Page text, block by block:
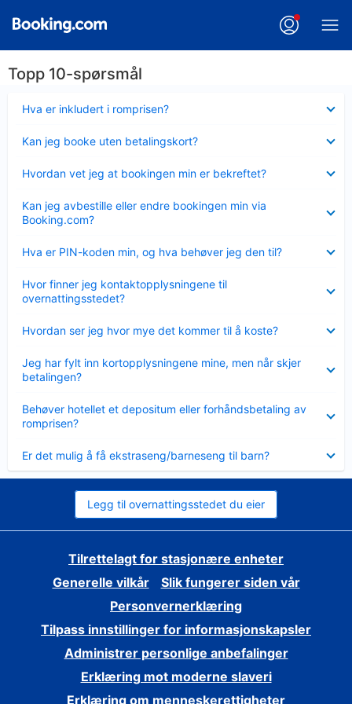
Topp 10-spørsmål
Hva er inkludert i romprisen?
mindre
Kan jeg booke uten betalingskort?
mindre
Hvordan vet jeg at bookingen min er bekreftet?
mindre
Kan jeg avbestille eller endre bookingen min via
Booking.com?
mindre
Hva er PIN-koden min, og hva behøver jeg den til?
mindre
Hvor finner jeg kontaktopplysningene til
overnattingsstedet?
mindre
Hvordan ser jeg hvor mye det kommer til å koste?
mindre
Jeg har fylt inn kortopplysningene mine, men når skjer
betalingen?
mindre
Behøver hotellet et depositum eller forhåndsbetaling av
romprisen?
mindre
Er det mulig å få ekstraseng/barneseng til barn?
mindre
Legg til overnattingsstedet du eier
Tilrettelagt for stasjonære enheter
Generelle vilkår
Slik fungerer siden vår
Personvernerklæring
Tilpass innstillinger for informasjonskapsler
Administrer personlige anbefalinger
Erklæring mot moderne slaveri
Erklæring om menneskerettigheter